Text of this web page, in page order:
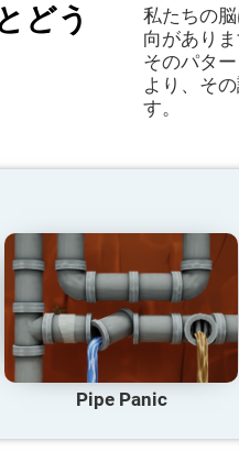
どう
私たちの
向があり
そのパタ
より、そ
す。
Pipe Panic